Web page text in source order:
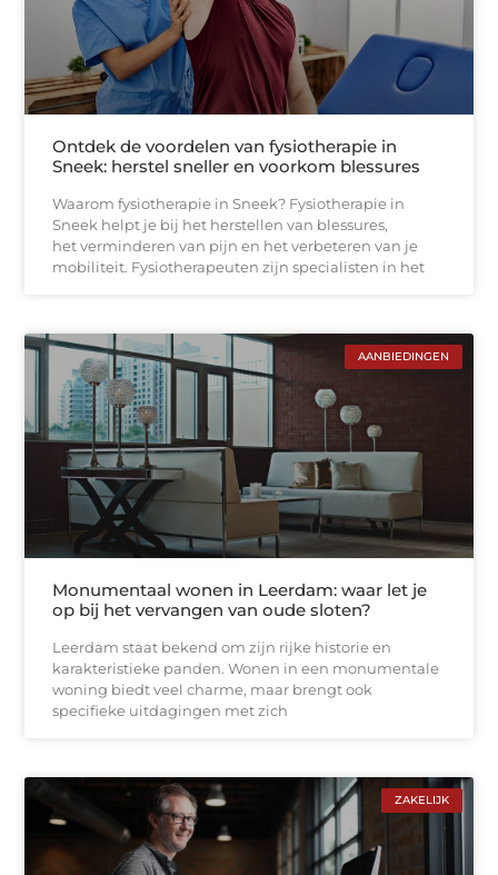
Ontdek de voordelen van fysiotherapie in
Sneek: herstel sneller en voorkom blessures
Waarom fysiotherapie in Sneek? Fysiotherapie in
Sneek helpt je bij het herstellen van blessures,
het verminderen van pijn en het verbeteren van je
mobiliteit. Fysiotherapeuten zijn specialisten in het
AANBIEDINGEN
Monumentaal wonen in Leerdam: waar let je
op bij het vervangen van oude sloten?
Leerdam staat bekend om zijn rijke historie en
karakteristieke panden. Wonen in een monumentale
woning biedt veel charme, maar brengt ook
specifieke uitdagingen met zich
ZAKELIJK